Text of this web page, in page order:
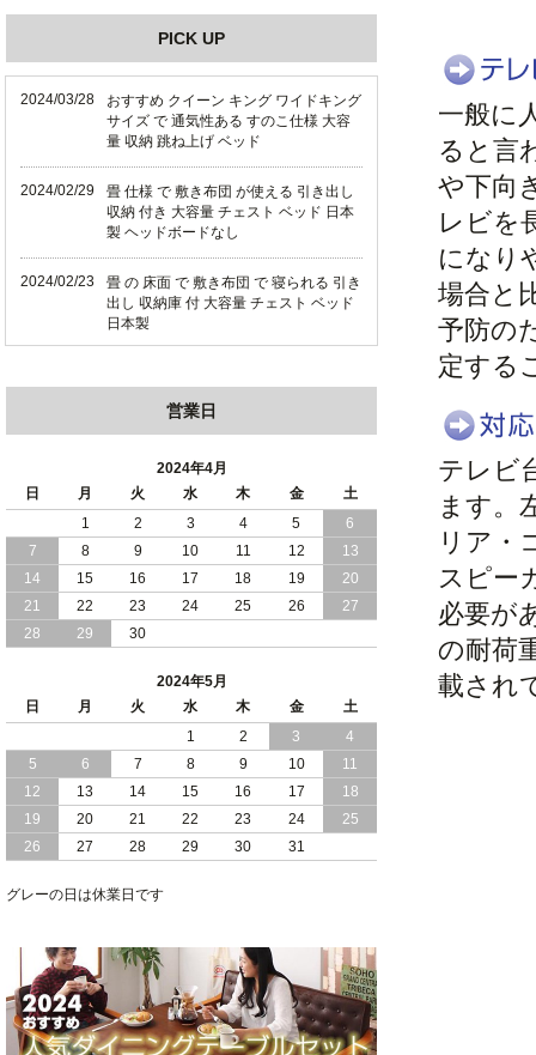
一般に
ると言
や下向
レビを
になり
場合と
予防の
定する
テレビ
ます。
リア・
スピー
必要が
の耐荷
載され
PICK UP
2024/03/28
おすすめ クイーン キング ワイドキング
サイズ で 通気性ある すのこ仕様 大容
量 収納 跳ね上げ ベッド
2024/02/29
畳 仕様 で 敷き布団 が使える 引き出し
収納 付き 大容量 チェスト ベッド 日本
製 ヘッドボードなし
2024/02/23
畳 の 床面 で 敷き布団 で 寝られる 引き
出し 収納庫 付 大容量 チェスト ベッド
日本製
タイリッシュ 国産 日本製 チェスト ベ
2024/02/02
日本製 引出し 収納 と 棚 コンセント が
付いた シンプル デザイン チェスト ベ
ッド
2024/01/24
シンプル スタイリッシュ 引出し 収納
モダンライト コンセント 付き 日本製
2024/01/17
大人女子 に 人気 ホワイト ボディ 引き
出し 収納 付き チェスト ベッド 日本製
2024/01/06
おすすめ ヘッドボードレス 大容量 引出
し 収納 チェスト ベッド
2023/12/30
引き出し 5杯 収納庫 付き で 収納力 抜
ト ベッド
営業日
2024年4月
日
月 火 水 木 金
土
1
2 3 4 5
6
7
8 9 10 11 12
13
14
15 16 17 18 19
20
21
22 23 24 25 26
27
28
29 30
2024年5月
日
月 火 水 木 金
土
1
2 3
4
5
6 7 8 9 10
11
12
13 14 15 16 17
18
19
20 21 22 23 24
25
26
27 28 29 30 31
グレーの日は休業日です